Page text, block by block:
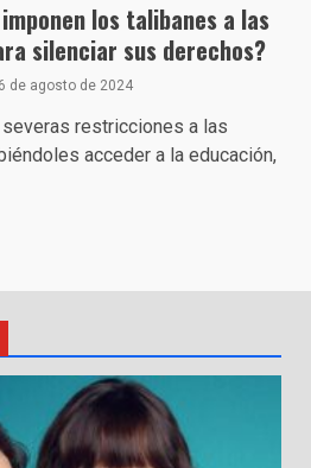
los talibanes a las
silenciar sus derechos?
de agosto de 2024
restricciones a las
acceder a la educación,